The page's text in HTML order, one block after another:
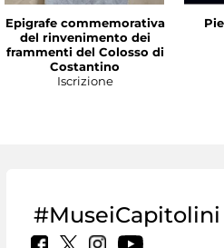
Epigrafe commemorativa
del rinvenimento dei
frammenti del Colosso di
Costantino
Iscrizione
#MuseiCapitolini